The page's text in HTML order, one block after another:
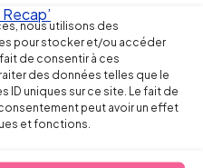
nous utilisons des
pour stocker et/ou accéder
de consentir à ces
des données telles que le
ID uniques sur ce site. Le fait de
peut avoir un effet
et fonctions.